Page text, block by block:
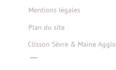
Mentions légales
Plan du site
Clisson Sèvre & Maine Agglo